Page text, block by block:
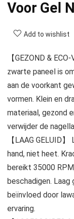
Voor Gel
Add to wishlist
【GEZOND &
zwarte paneel is
aan de voorkant
vormen. Klein en
materiaal, gezond
verwijder de
【LAAG GELUID
hand, niet heet.
bereikt 35000
beschadigen.
beïnvloed door
ervaring.